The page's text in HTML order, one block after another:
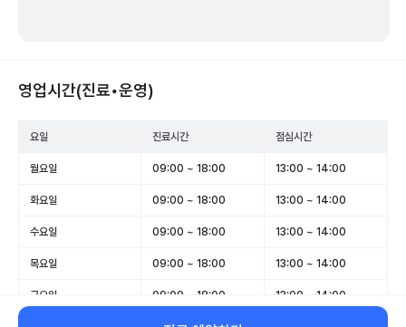
영업시간(진료•운영)
요일 진료시간 점심시간
월요일 09:00 ~ 18:00 13:00 ~ 14:00
화요일 09:00 ~ 18:00 13:00 ~ 14:00
수요일 09:00 ~ 18:00 13:00 ~ 14:00
목요일 09:00 ~ 18:00 13:00 ~ 14:00
금요일 09:00 ~ 18:00 13:00 ~ 14:00